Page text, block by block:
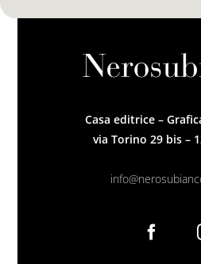
Casa editrice –
via Torino 29 bis –